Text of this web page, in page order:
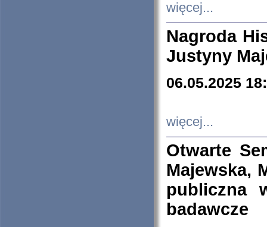
więcej...
Nagroda
Justyny
06.05.2025
więcej...
Otwarte
Majewska,
publiczna
badawcze